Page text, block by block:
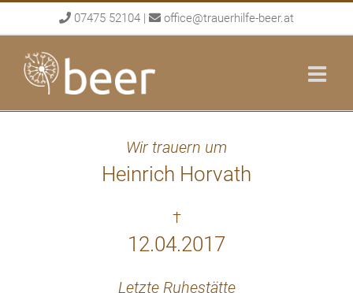
to
content
07475 52104 | office@trauerhilfe-beer.at
Wir trauern um
Heinrich Horvath
†
12.04.2017
Letzte Ruhestätte